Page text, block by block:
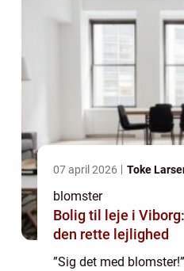
07 april 2026 Toke
blomster
Bolig til leje i
den rette lejlighed
”Sig det med